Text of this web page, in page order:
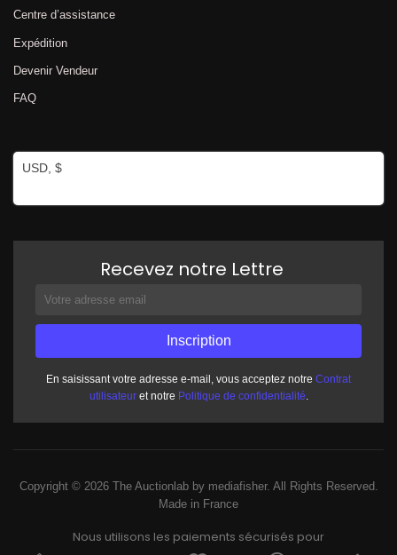
Centre d’assistance
Expédition
Devenir Vendeur
FAQ
USD, $
Recevez notre Lettre
En saisissant votre adresse e-mail, vous acceptez notre Contrat
utilisateuret notre Politique de confidentialité.
Copyright © 2026 The Auctionlab by mediafisher. All Rights Reserved.
Made in France
Nous utilisons les paiements sécurisés pour